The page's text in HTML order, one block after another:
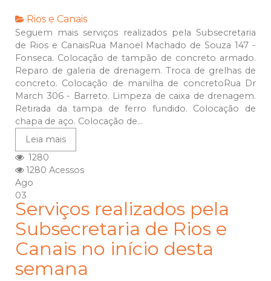
Rios e Canais
Seguem mais serviços realizados pela Subsecretaria
de Rios e CanaisRua Manoel Machado de Souza 147 -
Fonseca. Colocação de tampão de concreto armado.
Reparo de galeria de drenagem. Troca de grelhas de
concreto. Colocação de manilha de concretoRua Dr
March 306 - Barreto. Limpeza de caixa de drenagem.
Retirada da tampa de ferro fundido. Colocação de
chapa de aço. Colocação de...
Leia mais
1280
1280 Acessos
Ago
03
Serviços realizados pela
Subsecretaria de Rios e
Canais no início desta
semana